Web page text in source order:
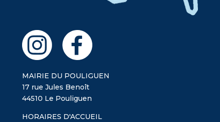
MAIRIE DU POULIGUEN
17 rue Jules Benoît
44510 Le Pouliguen
HORAIRES D'ACCUEIL